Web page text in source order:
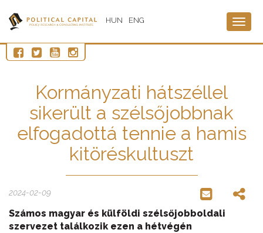
HUN ENG
Kormányzati hátszéllel
sikerült a szélsőjobbnak
elfogadottá tennie a hamis
kitöréskultuszt
2024-02-09
Számos magyar és külföldi szélsőjobboldali
szervezet találkozik ezen a hétvégén